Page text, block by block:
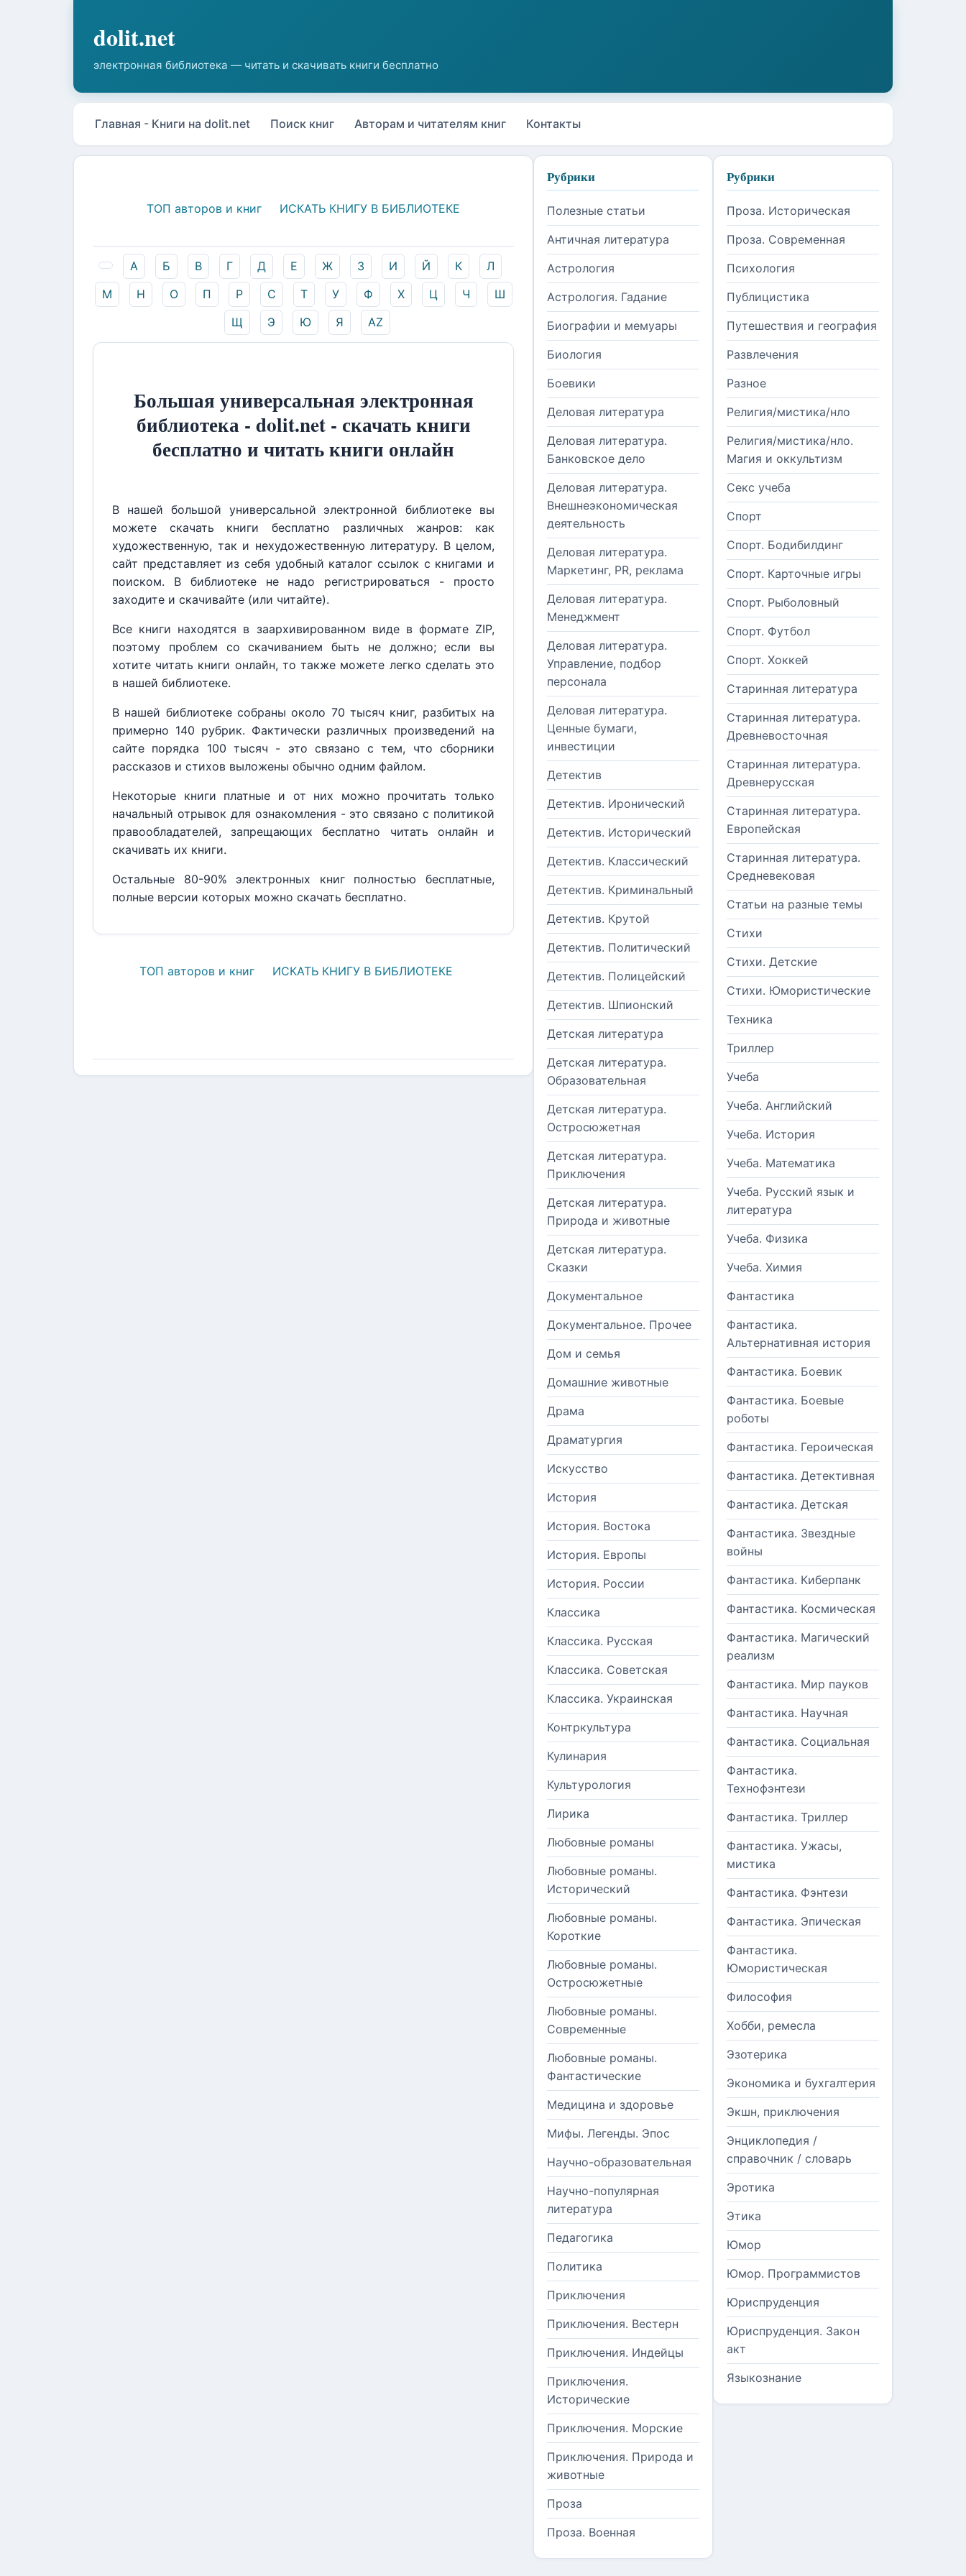
Главная - Книги на dolit.net Поиск книг Авторам и читателям книг Контакты
ТОП авторов и книг ИСКАТЬ КНИГУ В БИБЛИОТЕКЕ
А Б В Г Д Е Ж З И Й К
Л
М
Н О П Р С Т У Ф Х Ц Ч
Ш
Щ
Э Ю Я AZ
Большая универсальная электронная
библиотека - dolit.net - скачать книги
бесплатно и читать книги онлайн
В нашей большой универсальной электронной библиотеке вы
можете скачать книги бесплатно различных жанров: как
художественную, так и нехудожественную литературу. В целом,
сайт представляет из себя удобный каталог ссылок с книгами и
поиском. В библиотеке не надо регистрироваться - просто
заходите и скачивайте (или читайте).
Все книги находятся в заархивированном виде в формате ZIP,
поэтому проблем со скачиванием быть не должно; если вы
хотите читать книги онлайн, то также можете легко сделать это
в нашей библиотеке.
В нашей библиотеке собраны около 70 тысяч книг, разбитых на
примерно 140 рубрик. Фактически различных произведений на
сайте порядка 100 тысяч - это связано с тем, что сборники
рассказов и стихов выложены обычно одним файлом.
Некоторые книги платные и от них можно прочитать только
начальный отрывок для ознакомления - это связано с политикой
правообладателей, запрещающих бесплатно читать онлайн и
скачивать их книги.
Остальные 80-90% электронных книг полностью бесплатные,
полные версии которых можно скачать бесплатно.
ТОП авторов и книг ИСКАТЬ КНИГУ В БИБЛИОТЕКЕ
Рубрики
Полезные статьи
Античная литература
Астрология
Астрология. Гадание
Биографии и мемуары
Биология
Боевики
Деловая литература
Деловая литература.
Банковское дело
Деловая литература.
Внешнеэкономическая
деятельность
Деловая литература.
Маркетинг, PR, реклама
Деловая литература.
Менеджмент
Деловая литература.
Управление, подбор
персонала
Деловая литература.
Ценные бумаги,
инвестиции
Детектив
Детектив. Иронический
Детектив. Исторический
Детектив. Классический
Детектив. Криминальный
Детектив. Крутой
Детектив. Политический
Детектив. Полицейский
Детектив. Шпионский
Детская литература
Детская литература.
Образовательная
Детская литература.
Остросюжетная
Детская литература.
Приключения
Детская литература.
Природа и животные
Детская литература.
Сказки
Документальное
Документальное. Прочее
Дом и семья
Домашние животные
Драма
Драматургия
Искусство
История
История. Востока
История. Европы
История. России
Классика
Классика. Русская
Классика. Советская
Классика. Украинская
Контркультура
Кулинария
Культурология
Лирика
Любовные романы
Любовные романы.
Исторический
Любовные романы.
Короткие
Любовные романы.
Остросюжетные
Любовные романы.
Современные
Любовные романы.
Фантастические
Медицина и здоровье
Мифы. Легенды. Эпос
Научно-образовательная
Научно-популярная
литература
Педагогика
Политика
Приключения
Приключения. Вестерн
Приключения. Индейцы
Приключения.
Исторические
Приключения. Морские
Приключения. Природа и
животные
Проза
Проза. Военная
Рубрики
Проза. Историческая
Проза. Современная
Психология
Публицистика
Путешествия и география
Развлечения
Разное
Религия/мистика/нло
Религия/мистика/нло.
Магия и оккультизм
Секс учеба
Спорт
Спорт. Бодибилдинг
Спорт. Карточные игры
Спорт. Рыболовный
Спорт. Футбол
Спорт. Хоккей
Старинная литература
Старинная литература.
Древневосточная
Старинная литература.
Древнерусская
Старинная литература.
Европейская
Старинная литература.
Средневековая
Статьи на разные темы
Стихи
Стихи. Детские
Стихи. Юмористические
Техника
Триллер
Учеба
Учеба. Английский
Учеба. История
Учеба. Математика
Учеба. Русский язык и
литература
Учеба. Физика
Учеба. Химия
Фантастика
Фантастика.
Альтернативная история
Фантастика. Боевик
Фантастика. Боевые
роботы
Фантастика. Героическая
Фантастика. Детективная
Фантастика. Детская
Фантастика. Звездные
войны
Фантастика. Киберпанк
Фантастика. Космическая
Фантастика. Магический
реализм
Фантастика. Мир пауков
Фантастика. Научная
Фантастика. Социальная
Фантастика.
Технофэнтези
Фантастика. Триллер
Фантастика. Ужасы,
мистика
Фантастика. Фэнтези
Фантастика. Эпическая
Фантастика.
Юмористическая
Философия
Хобби, ремесла
Эзотерика
Экономика и бухгалтерия
Экшн, приключения
Энциклопедия /
справочник / словарь
Эротика
Этика
Юмор
Юмор. Программистов
Юриспруденция
Юриспруденция. Закон
акт
Языкознание